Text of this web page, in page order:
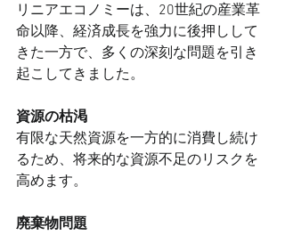
リニアエコノミーは、20世紀の産業革
命以降、経済成長を強力に後押しして
きた一方で、多くの深刻な問題を引き
起こしてきました。
資源の枯渇
有限な天然資源を一方的に消費し続け
るため、将来的な資源不足のリスクを
高めます。
廃棄物問題